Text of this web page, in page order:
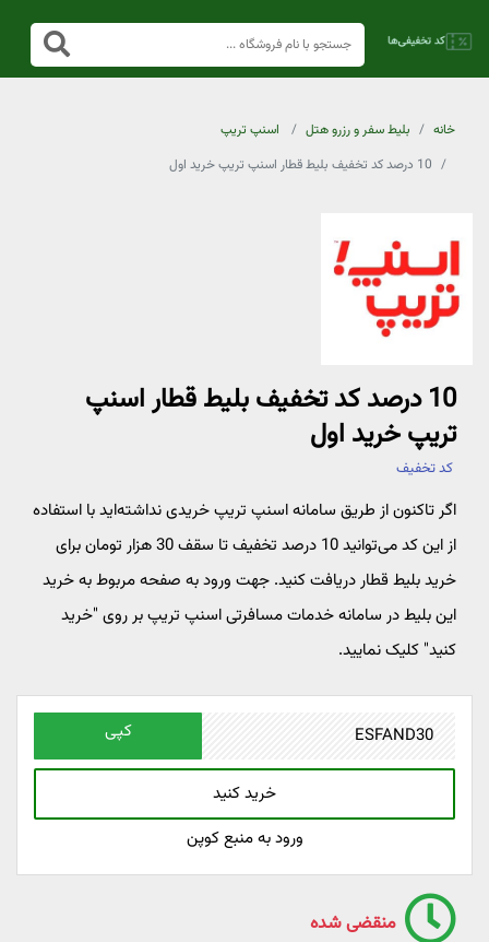
خانه بلیط سفر و رزرو هتل
اسنپ تریپ
10 درصد کد تخفیف بلیط قطار اسنپ تریپ خرید اول
10 درصد کد تخفیف بلیط قطار اسنپ
تریپ خرید اول
کد تخفیف
اگر تاکنون از طریق سامانه اسنپ تریپ خریدی نداشته‌اید با استفاده
از این کد می‌توانید 10 درصد تخفیف تا سقف 30 هزار تومان برای
خرید بلیط قطار دریافت کنید. جهت ورود به صفحه مربوط به خرید
این بلیط در سامانه خدمات مسافرتی اسنپ تریپ بر روی "خرید
کنید" کلیک نمایید.
کپی
خرید کنید
ورود به منبع کوپن
منقضی شده